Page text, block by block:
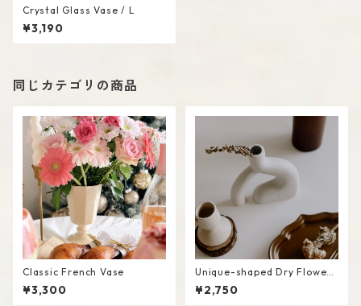
Crystal Glass Vase / L
¥3,190
同じカテゴリの商品
Classic French Vase
¥3,300
Unique-shaped Dry Flower
Vase #D
¥2,750